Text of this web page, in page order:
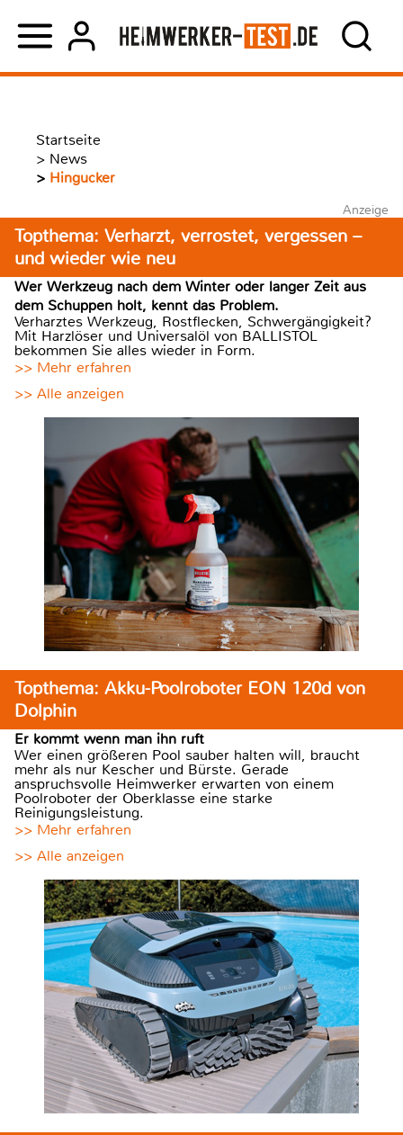
Startseite
> News
> Hingucker
Anzeige
Topthema: Verharzt, verrostet, vergessen –
und wieder wie neu
Wer Werkzeug nach dem Winter oder langer Zeit aus
dem Schuppen holt, kennt das Problem.
Verharztes Werkzeug, Rostflecken, Schwergängigkeit?
Mit Harzlöser und Universalöl von BALLISTOL
bekommen Sie alles wieder in Form.
>> Mehr erfahren
>> Alle anzeigen
Topthema: Akku-Poolroboter EON 120d von
Dolphin
Er kommt wenn man ihn ruft
Wer einen größeren Pool sauber halten will, braucht
mehr als nur Kescher und Bürste. Gerade
anspruchsvolle Heimwerker erwarten von einem
Poolroboter der Oberklasse eine starke
Reinigungsleistung.
>> Mehr erfahren
>> Alle anzeigen